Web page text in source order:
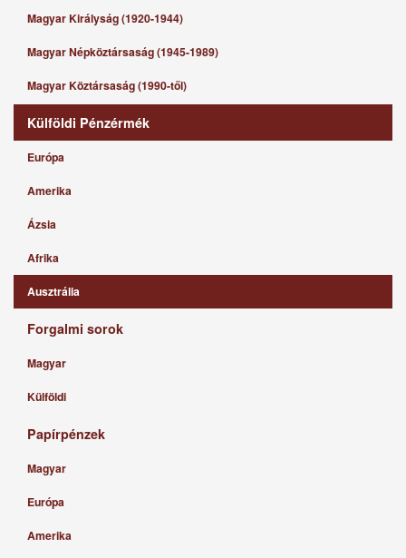
Magyar Királyság (1920-1944)
Magyar Népköztársaság (1945-1989)
Magyar Köztársaság (1990-től)
Külföldi Pénzérmék
Európa
Amerika
Ázsia
Afrika
Ausztrália
Forgalmi sorok
Magyar
Külföldi
Papírpénzek
Magyar
Európa
Amerika